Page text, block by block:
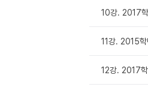
10강. 2017
11강. 2015
12강. 2017